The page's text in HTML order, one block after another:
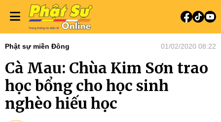
Phật sự miền Đông 01/02/2020 08:22
Cà Mau: Chùa Kim Sơn trao
học bổng cho học sinh
nghèo hiếu học